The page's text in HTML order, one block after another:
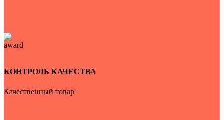
КОНТРОЛЬ КАЧЕСТВА
Качественный товар